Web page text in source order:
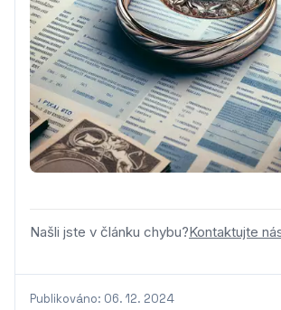
Našli jste v článku chybu?Kontaktujte
Publikováno: 06. 12. 2024